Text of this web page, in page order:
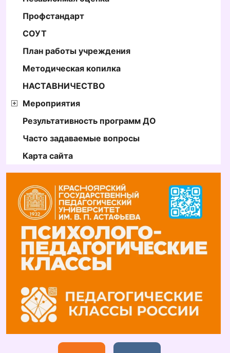
Профстандарт
СОУТ
План работы учреждения
Методическая копилка
НАСТАВНИЧЕСТВО
Мероприятия
Результативность программ ДО
Часто задаваемые вопросы
Карта сайта